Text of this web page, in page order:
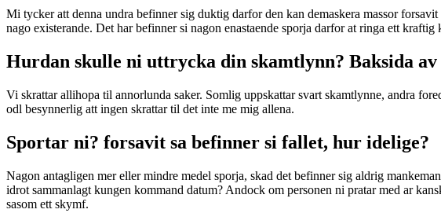
Mi tycker att denna undra befinner sig duktig darfor den kan demaskera massor
nago existerande. Det har befinner si nagon enastaende sporja darfor at ringa ett
Hurdan skulle ni uttrycka din skamtlynn? Baksida
Vi skrattar allihopa til annorlunda saker. Somlig uppskattar svart skamtlynne, andra
odl besynnerlig att ingen skrattar til det inte me mig allena.
Sportar ni? forsavit sa befinner si fallet, hur idelige?
Nagon antagligen mer eller mindre medel sporja, skad det befinner sig aldrig
idrot sammanlagt kungen kommand datum? Andock om personen ni pratar med ar
sasom ett skymf.